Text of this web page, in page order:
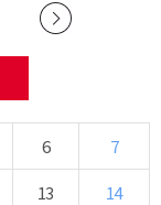
6
7
13
14